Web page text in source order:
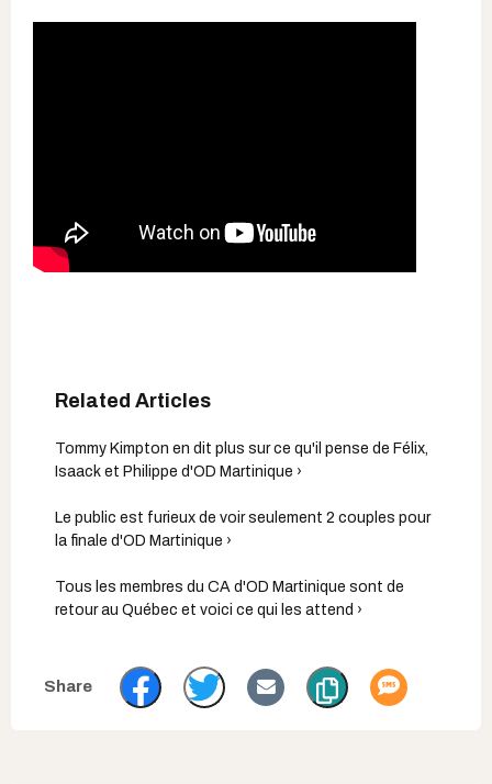
Tommy Kimpton en dit plus sur ce qu'il pense de Félix,
Isaack et Philippe d'OD Martinique ›
Le public est furieux de voir seulement 2 couples pour
la finale d'OD Martinique ›
Tous les membres du CA d'OD Martinique sont de
retour au Québec et voici ce qui les attend ›